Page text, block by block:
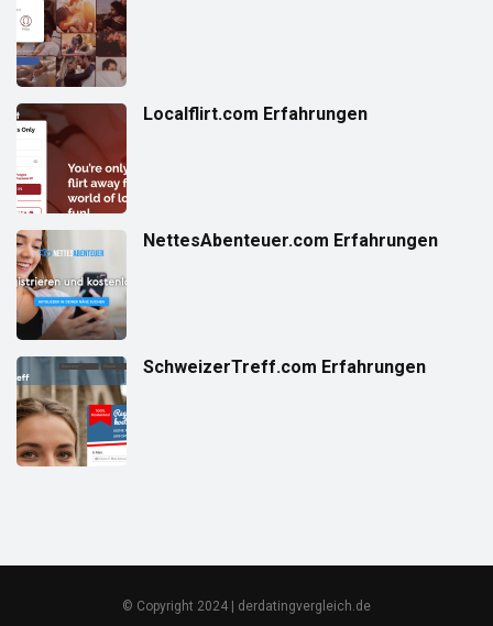
Localflirt.com Erfahrungen
NettesAbenteuer.com Erfahrungen
SchweizerTreff.com Erfahrungen
© Copyright 2024 | derdatingvergleich.de